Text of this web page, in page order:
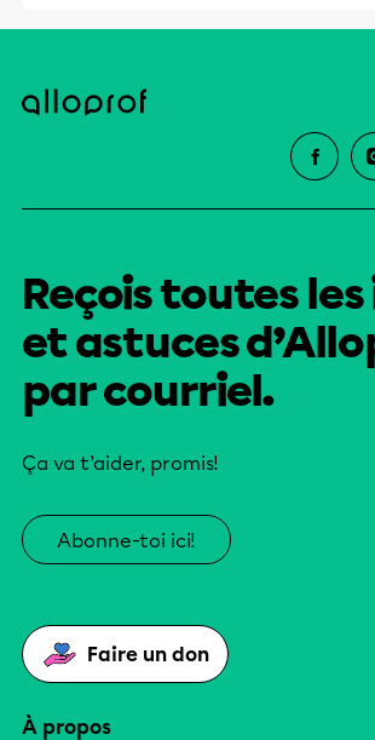
Reçois toutes
et astuces
par courriel.
Ça va t’aider, promis!
Abonne-toi ici!
Faire un don
À propos